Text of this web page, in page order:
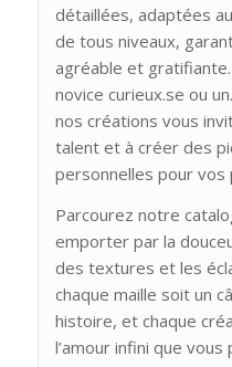
détaillées, adaptées
de tous niveaux,
agréable et
novice curieux.se ou
nos créations vous
talent et à créer des
personnelles pour
Parcourez notre
emporter par la
des textures et les
chaque maille soit un
histoire, et chaque
l’amour infini que